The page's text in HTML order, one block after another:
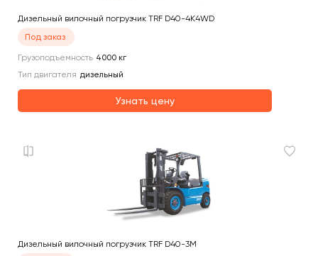
Дизельный вилочный погрузчик TRF D40-4K4WD
Под заказ
Грузоподъемность 4000 кг
Тип двигателя дизельный
Узнать цену
Дизельный вилочный погрузчик TRF D40-3M